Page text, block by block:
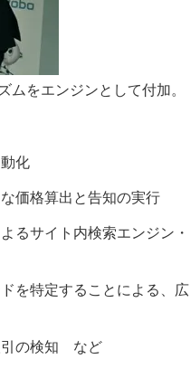
をエンジンとして付加。
化
価格算出と告知の実行
るサイト内検索エンジン・
を特定することによる、広
引の検知 など